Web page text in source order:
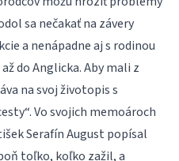
sa nečakať na závery
a nenápadne aj s rodinou
do Anglicka. Aby mali z
na svoj životopis s
Vo svojich memoároch
Serafín August popísal
toľko, koľko zažil, a